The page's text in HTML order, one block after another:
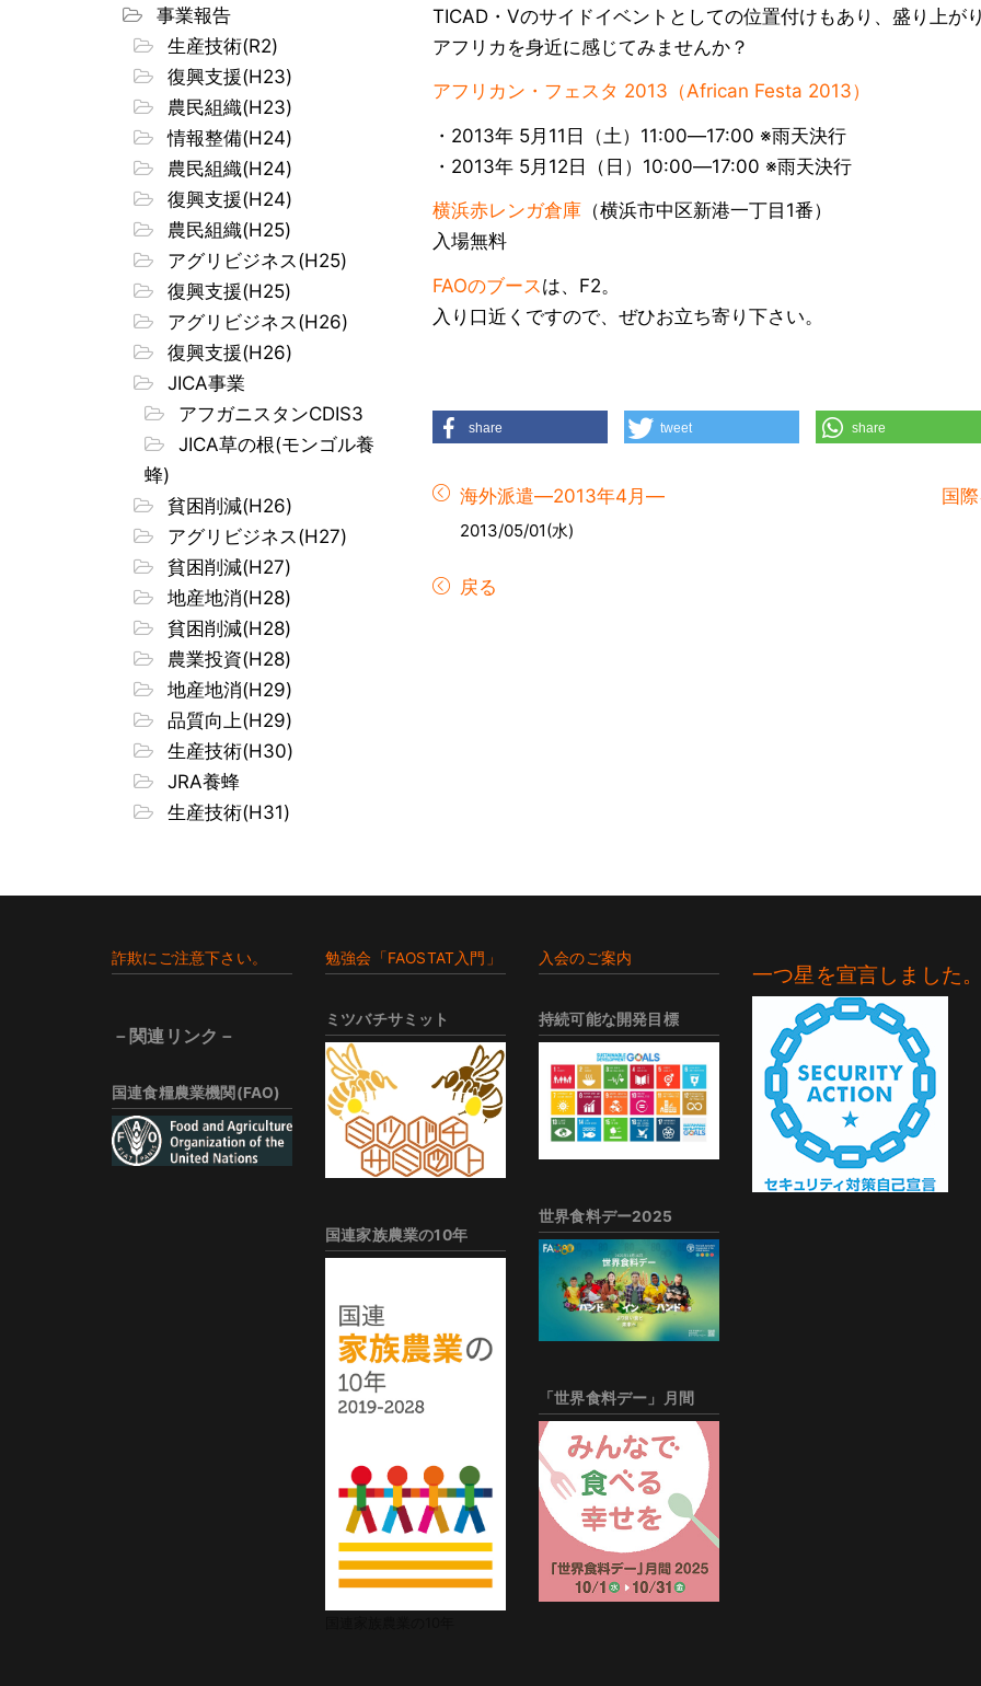
事業報告
生産技術(R2)
復興支援(H23)
農民組織(H23)
情報整備(H24)
農民組織(H24)
復興支援(H24)
農民組織(H25)
アグリビジネス(H25)
復興支援(H25)
アグリビジネス(H26)
復興支援(H26)
JICA事業
アフガニスタンCDIS3
JICA草の根(モンゴル養
蜂)
貧困削減(H26)
アグリビジネス(H27)
貧困削減(H27)
地産地消(H28)
貧困削減(H28)
農業投資(H28)
地産地消(H29)
品質向上(H29)
生産技術(H30)
JRA養蜂
生産技術(H31)
TICAD・Vのサイドイベントとしての位置付けもあり、盛り上が
アフリカを身近に感じてみませんか？
アフリカン・フェスタ 2013（African Festa 2013）
・2013年 5月11日（土）11:00―17:00 ※雨天決行
・2013年 5月12日（日）10:00―17:00 ※雨天決行
横浜赤レンガ倉庫（横浜市中区新港一丁目1番）
入場無料
FAOのブース は、F2。
入り口近くですので、ぜひお立ち寄り下さい。
share tweet share
海外派遣―2013年4月―
2013/05/01(水)
国
戻る
詐欺にご注意下さい。
－関連リンク－
国連食糧農業機関(FAO)
勉強会「FAOSTAT入門」
ミツバチサミット
国連家族農業の10年
入会のご案内
持続可能な開発目標
世界食料デー2025
「世界食料デー」月間
一つ星を宣言しました